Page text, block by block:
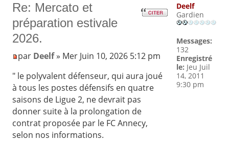
Re: Mercato et
préparation estivale
2026.
par Deelf» Mer Juin 10, 2026 5:12 pm
" le polyvalent défenseur, qui aura joué
à tous les postes défensifs en quatre
saisons de Ligue 2, ne devrait pas
donner suite à la prolongation de
contrat proposée par le FC Annecy,
selon nos informations.
Deelf
Gardien
Messages:
132
Enregistré
le: Jeu Juil
14, 2011
9:30 pm